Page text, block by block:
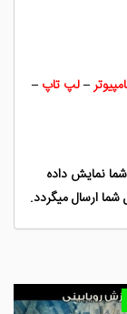
–لپ تاپ –
نمایش داده
ارسال میگردد.